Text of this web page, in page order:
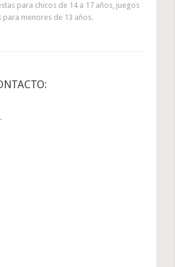
para chicos de 14 a 17 años, juegos
para menores de 13 años.